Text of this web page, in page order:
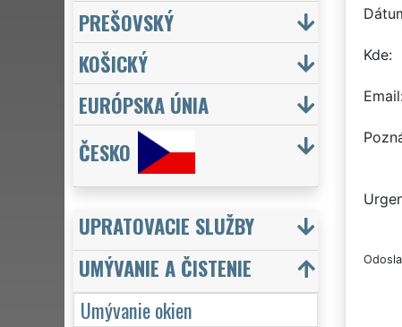
Kde
Email
PREŠOVSKÝ
KOŠICKÝ
EURÓPSKA ÚNIA
ČESKO
UPRATOVACIE SLUŽBY
UMÝVANIE A ČISTENIE
Umývanie okien